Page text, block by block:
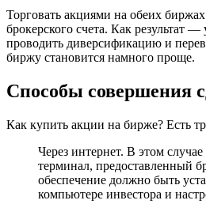
Торговать акциями на обеих
брокерского счета. Как результат
проводить диверсификацию и
биржу становится намного проще.
Способы совершения
Как купить акции на бирже? Есть
Через интернет. В этом
терминал, предоставленный
обеспечение должно быть
компьютере инвестора и